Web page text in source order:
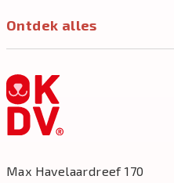
Ontdek alles
Max Havelaardreef 170